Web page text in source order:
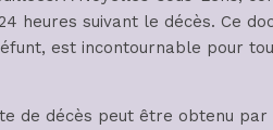
heures suivant le décès. Ce
est incontournable pour
de décès peut être obtenu par